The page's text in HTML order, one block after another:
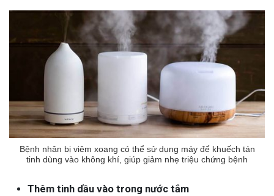
Bệnh nhân bị viêm xoang có thể sử dụng máy để khuếch tán
tinh dùng vào không khí, giúp giảm nhẹ triệu chứng bệnh
Thêm tinh dầu vào trong nước tắm